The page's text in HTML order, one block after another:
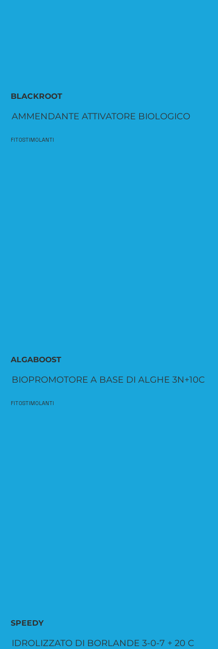
BLACKROOT
AMMENDANTE ATTIVATORE BIOLOGICO
ALGABOOST
BIOPROMOTORE A BASE DI ALGHE 3N+10C
FITOSTIMOLANTI
SPEEDY
IDROLIZZATO DI BORLANDE 3-0-7 + 20 C
FITOSTIMOLANTI